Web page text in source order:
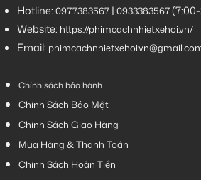
Hotline: 0977383567| 0933383567(7:00-
Website: https://phimcachnhietxehoi.vn/
Email:
Chính sách bảo hành
Chính Sách Bảo Mật
Chính Sách Giao Hàng
Mua Hàng & Thanh Toán
Chính Sách Hoàn Tiền